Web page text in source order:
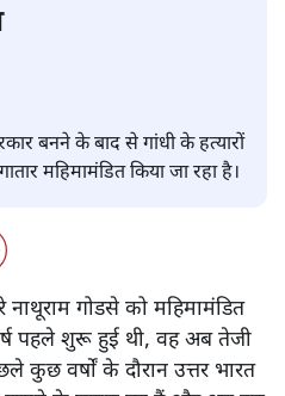
बनने के बाद से गांधी के हत्यारों
महिमामंडित किया जा रहा है।
नाथूराम गोडसे को महिमामंडित
पहले शुरू हुई थी, वह अब तेजी
कुछ वर्षों के दौरान उत्तर भारत